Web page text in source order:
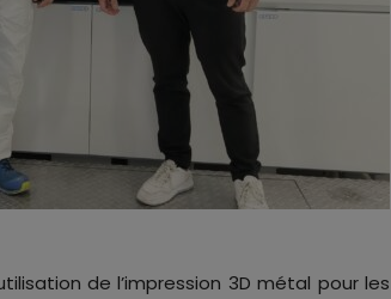
de l’impression 3D métal pour les